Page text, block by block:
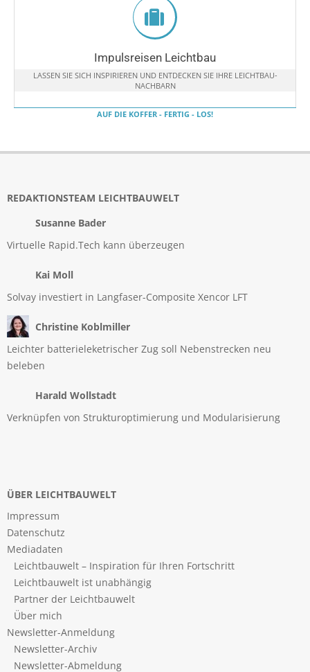
Impulsreisen Leichtbau
LASSEN SIE SICH INSPIRIEREN UND ENTDECKEN SIE IHRE LEICHTBAU-
NACHBARN
AUF DIE KOFFER - FERTIG - LOS!
REDAKTIONSTEAM LEICHTBAUWELT
Susanne Bader
Virtuelle Rapid.Tech kann überzeugen
Kai Moll
Solvay investiert in Langfaser-Composite Xencor LFT
Christine Koblmiller
Leichter batterieleketrischer Zug soll Nebenstrecken neu
beleben
Harald Wollstadt
Verknüpfen von Strukturoptimierung und Modularisierung
ÜBER LEICHTBAUWELT
Impressum
Datenschutz
Mediadaten
Leichtbauwelt – Inspiration für Ihren Fortschritt
Leichtbauwelt ist unabhängig
Partner der Leichtbauwelt
Über mich
Newsletter-Anmeldung
Newsletter-Archiv
Newsletter-Abmeldung